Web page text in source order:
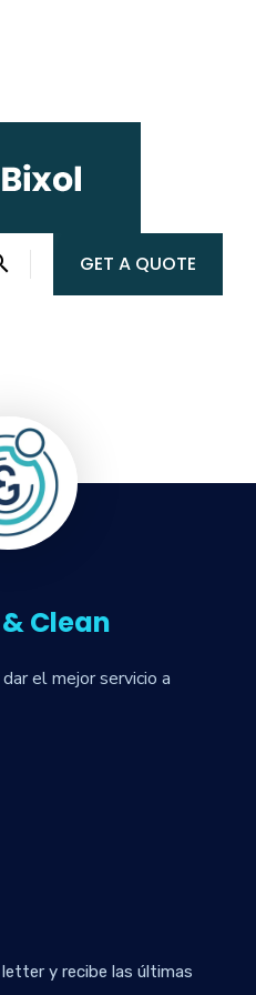
GET A QUOTE
Clean
el mejor servicio a
y recibe las últimas